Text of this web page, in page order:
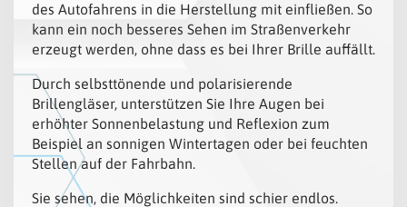
des Autofahrens in die Herstellung mit einfließen. So
kann ein noch besseres Sehen im Straßenverkehr
erzeugt werden, ohne dass es bei Ihrer Brille auffällt.
Durch selbsttönende und polarisierende
Brillengläser, unterstützen Sie Ihre Augen bei
erhöhter Sonnenbelastung und Reflexion zum
Beispiel an sonnigen Wintertagen oder bei feuchten
Stellen auf der Fahrbahn.
Sie sehen, die Möglichkeiten sind schier endlos.